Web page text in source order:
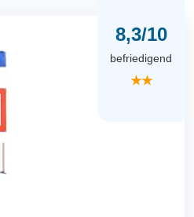
8,3/10
befriedigend
★★